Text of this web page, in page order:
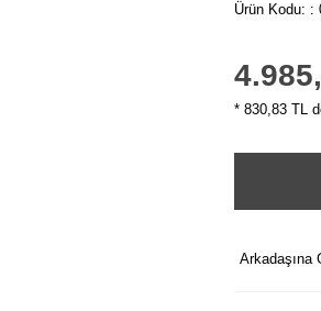
Ürün Kodu: :
* 830,83 TL
Arkadaşına